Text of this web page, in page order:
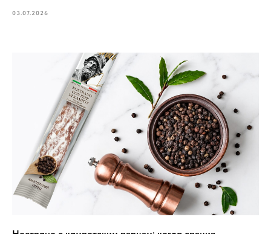
03.07.2026